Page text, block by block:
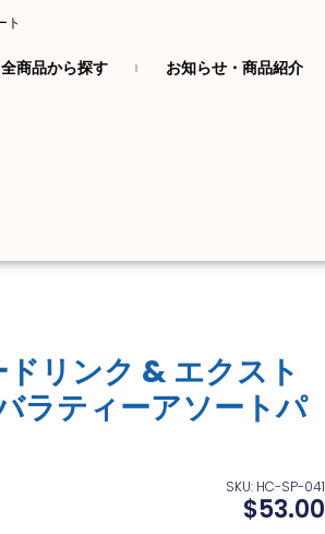
ト
全商品から探す お知らせ・商品紹介
リンク & エクスト
ラティーアソートパ
SKU: HC-SP-041
$53.00